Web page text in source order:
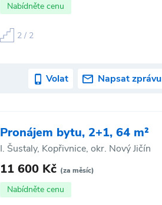
Nabídněte cenu
2 / 2
Volat Napsat zprávu
Pronájem bytu, 2+1, 64 m²
I. Šustaly, Kopřivnice, okr. Nový Jičín
11 600 Kč (za měsíc)
Nabídněte cenu